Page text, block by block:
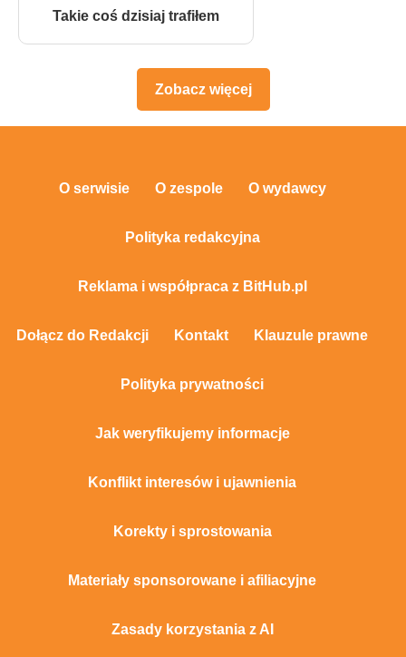
Takie coś dzisiaj trafiłem
Zobacz więcej
O serwisie O zespole O wydawcy
Polityka redakcyjna
Reklama i współpraca z BitHub.pl
Dołącz do Redakcji Kontakt Klauzule prawne
Polityka prywatności
Jak weryfikujemy informacje
Konflikt interesów i ujawnienia
Korekty i sprostowania
Materiały sponsorowane i afiliacyjne
Zasady korzystania z AI